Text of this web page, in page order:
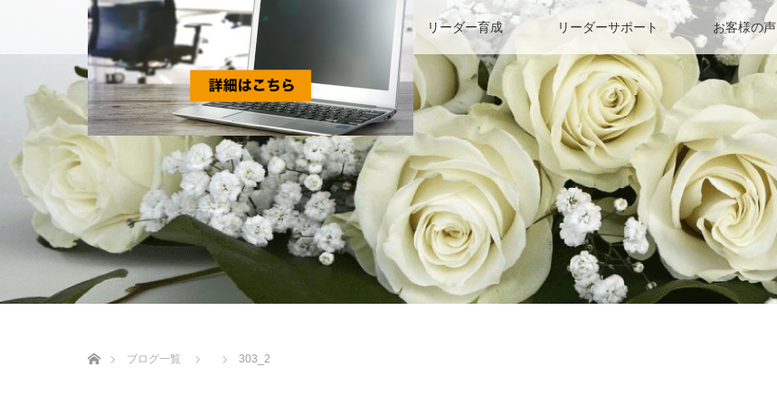
リーダー育成 リーダーサポート お客様の声
ブログ一覧
303_2